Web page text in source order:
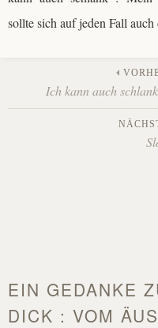
sollte sich auf jeden Fall
Beitrags-
Navigation
Ich kann auch
EIN GEDANKE
DICK : VOM